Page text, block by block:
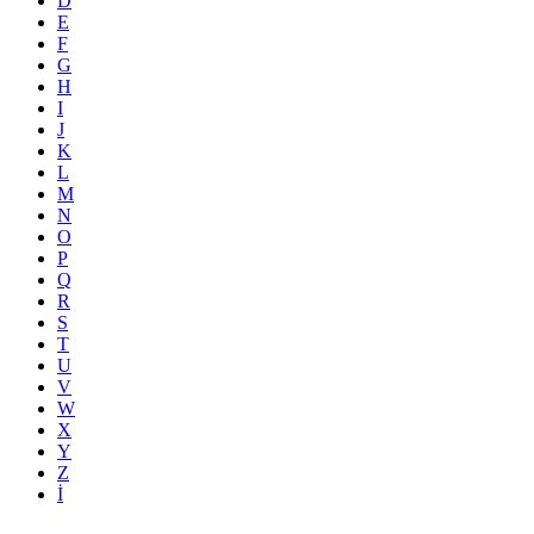
E
F
G
H
I
J
K
L
M
N
O
P
Q
R
S
T
U
V
W
X
Y
Z
İ